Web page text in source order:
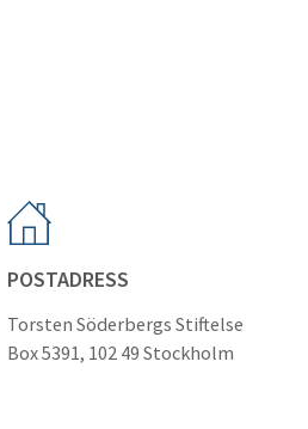
POSTADRESS
Torsten Söderbergs Stiftelse
Box 5391, 102 49 Stockholm